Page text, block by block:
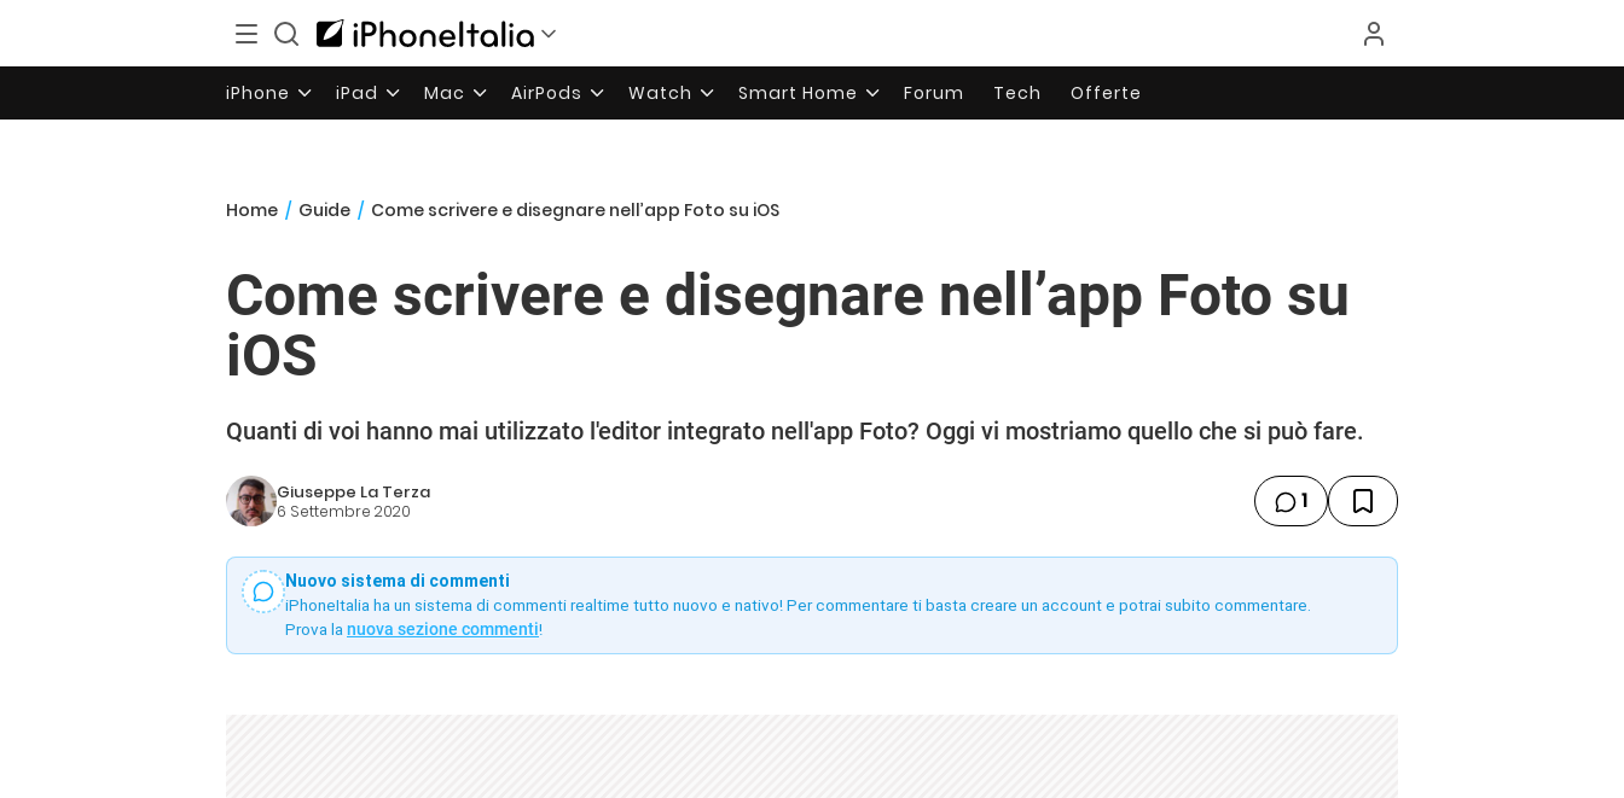
iPhone iPad Mac AirPods Watch Smart Home Forum Tech Offerte
Home / Guide / Come scrivere e disegnare nell’app Foto su iOS
Come scrivere e disegnare nell’app Foto su
iOS
Quanti di voi hanno mai utilizzato l'editor integrato nell'app Foto? Oggi vi mostriamo quello che si può fare.
Giuseppe La Terza
6 Settembre 2020 1
Nuovo sistema di commenti
iPhoneItalia ha un sistema di commenti realtime tutto nuovo e nativo! Per commentare ti basta creare un account e potrai subito commentare.
Prova la nuova sezione commenti!